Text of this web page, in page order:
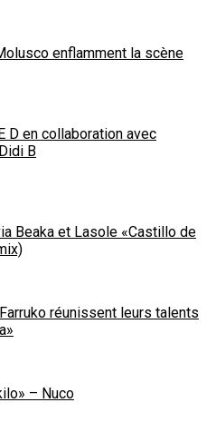
enflamment la scène
D en collaboration avec
B
Beaka et Lasole «Castillo de
réunissent leurs talents
– Nuco